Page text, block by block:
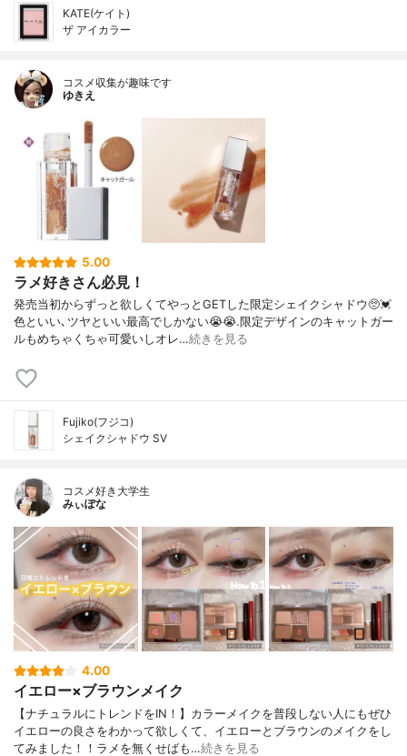
KATE(ケイト)
ザ アイカラー
コスメ収集が趣味です
ゆきえ
5.00
ラメ好きさん必見！
発売当初からずっと欲しくてやっとGETした限定シェイクシャドウ🥺💓
色といい､ツヤといい最高でしかない😭😭.限定デザインのキャットガー
ルもめちゃくちゃ可愛いしオレ…続きを見る
Fujiko(フジコ)
シェイクシャドウ SV
コスメ好き大学生
みぃぽな
4.00
イエロー×ブラウンメイク
【ナチュラルにトレンドをIN！】カラーメイクを普段しない人にもぜひ
イエローの良さをわかって欲しくて、イエローとブラウンのメイクをし
てみました！！ラメを無くせばも…続きを見る